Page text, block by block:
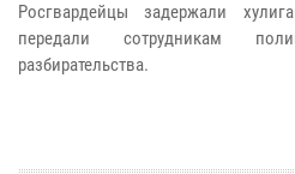
Росгвардейцы задержали
передали сотрудникам
разбирательства.